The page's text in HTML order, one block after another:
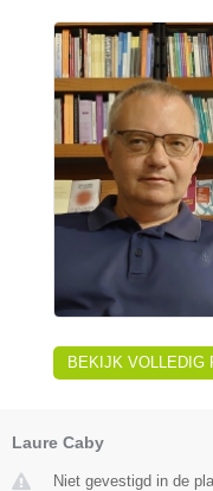
BEKIJK VOLLEDIG
Laure Caby
Niet gevestigd in de